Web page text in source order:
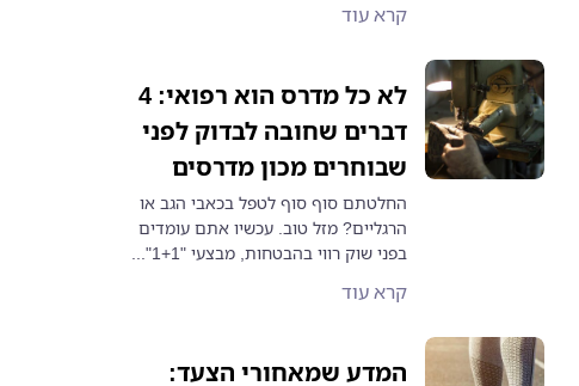
קרא עוד
לא כל מדרס הוא רפואי: 4
דברים שחובה לבדוק לפני
שבוחרים מכון מדרסים
החלטתם סוף סוף לטפל בכאבי הגב או
הרגליים? מזל טוב. עכשיו אתם עומדים
בפני שוק רווי בהבטחות, מבצעי "1+1"...
קרא עוד
המדע שמאחורי הצעד: